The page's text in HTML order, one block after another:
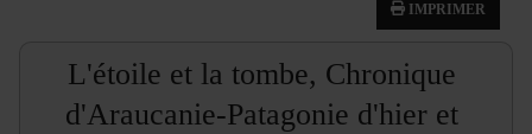
IMPRIMER
L'étoile et la tombe, Chronique
d'Araucanie-Patagonie d'hier et